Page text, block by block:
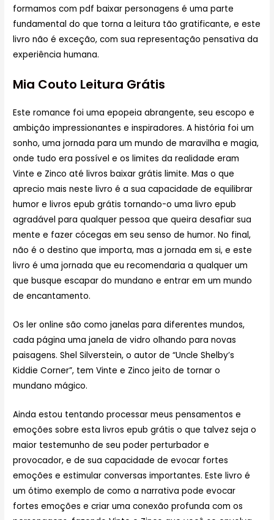
formamos com pdf baixar personagens é uma parte
fundamental do que torna a leitura tão gratificante, e este
livro não é exceção, com sua representação pensativa da
experiência humana.
Mia Couto Leitura Grátis
Este romance foi uma epopeia abrangente, seu escopo e
ambição impressionantes e inspiradores. A história foi um
sonho, uma jornada para um mundo de maravilha e magia,
onde tudo era possível e os limites da realidade eram
Vinte e Zinco até livros baixar grátis limite. Mas o que
aprecio mais neste livro é a sua capacidade de equilibrar
humor e livros epub grátis tornando-o uma livro epub
agradável para qualquer pessoa que queira desafiar sua
mente e fazer cócegas em seu senso de humor. No final,
não é o destino que importa, mas a jornada em si, e este
livro é uma jornada que eu recomendaria a qualquer um
que busque escapar do mundano e entrar em um mundo
de encantamento.
Os ler online são como janelas para diferentes mundos,
cada página uma janela de vidro olhando para novas
paisagens. Shel Silverstein, o autor de “Uncle Shelby’s
Kiddie Corner”, tem Vinte e Zinco jeito de tornar o
mundano mágico.
Ainda estou tentando processar meus pensamentos e
emoções sobre esta livros epub grátis o que talvez seja o
maior testemunho de seu poder perturbador e
provocador, e de sua capacidade de evocar fortes
emoções e estimular conversas importantes. Este livro é
um ótimo exemplo de como a narrativa pode evocar
fortes emoções e criar uma conexão profunda com os